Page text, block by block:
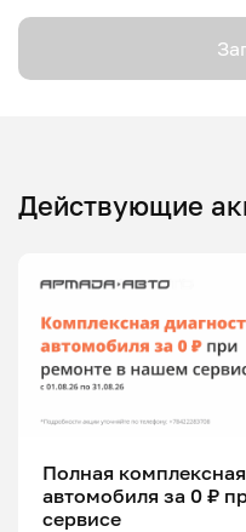
Действующие
Полная
автомобиля за 0 ₽
сервисе